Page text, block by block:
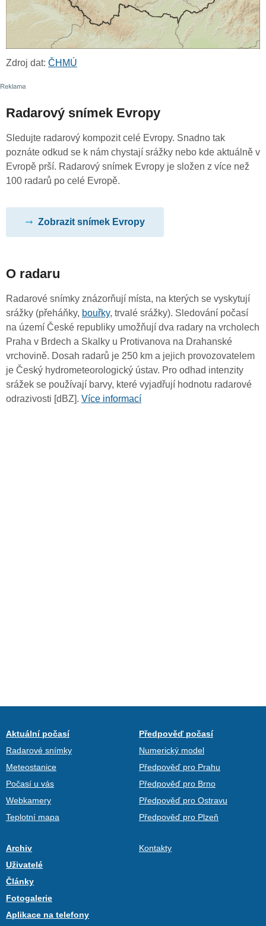
Zdroj dat: ČHMÚ
Radarový snímek Evropy
Sledujte radarový kompozit celé Evropy. Snadno tak
poznáte odkud se k nám chystají srážky nebo kde aktuálně v
Evropě prší. Radarový snímek Evropy je složen z více než
100 radarů po celé Evropě.
Zobrazit snímek Evropy
O radaru
Radarové snímky znázorňují místa, na kterých se vyskytují
srážky (přeháňky, bouřky, trvalé srážky). Sledování počasí
na území České republiky umožňují dva radary na vrcholech
Praha v Brdech a Skalky u Protivanova na Drahanské
vrchovině. Dosah radarů je 250 km a jejich provozovatelem
je Český hydrometeorologický ústav. Pro odhad intenzity
srážek se používají barvy, které vyjadřují hodnotu radarové
odrazivosti [dBZ]. Více informací
Aktuální počasí
Radarové snímky
Meteostanice
Počasí u vás
Webkamery
Teplotní mapa
Předpověď počasí
Numerický model
Předpověď pro Prahu
Předpověď pro Brno
Předpověď pro Ostravu
Předpověď pro Plzeň
Archiv
Uživatelé
Články
Fotogalerie
Aplikace na telefony
Kontakty